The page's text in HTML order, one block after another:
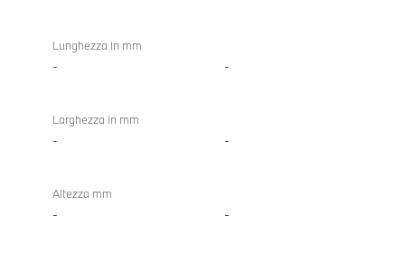
Lunghezza in mm
- -
Larghezza in mm
- -
Altezza mm
- -